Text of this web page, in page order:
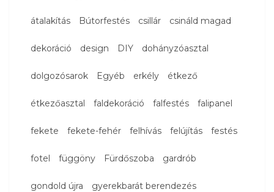
átalakítás Bútorfestés csillár csináld magad
dekoráció design DIY dohányzóasztal
dolgozósarok Egyéb erkély étkező
étkezőasztal faldekoráció falfestés falipanel
fekete fekete-fehér felhívás felújítás festés
fotel függöny Fürdőszoba gardrób
gondold újra gyerekbarát berendezés